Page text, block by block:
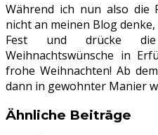
Während ich nun also die
nicht an meinen Blog
Fest und drücke
Weihnachtswünsche in
frohe Weihnachten! Ab
dann in gewohnter Manier
Ähnliche Beiträge